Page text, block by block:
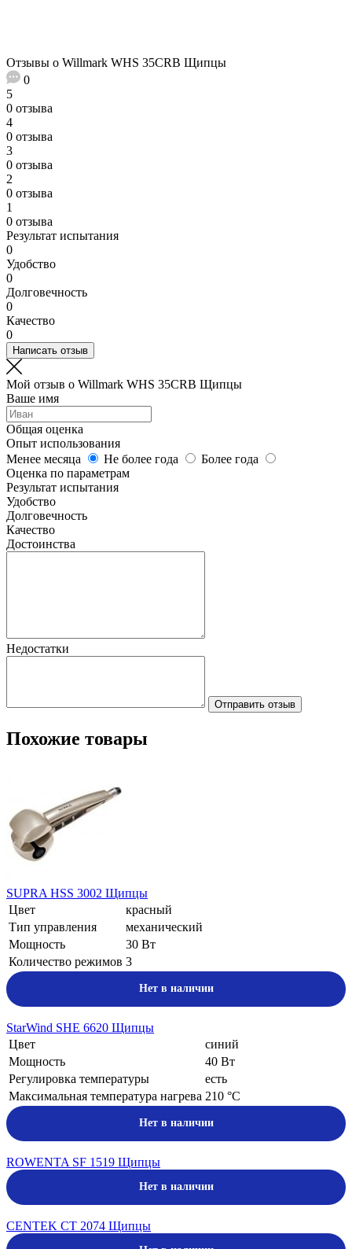
Отзывы о Willmark WHS 35CRB Щипцы
0
5
0 отзыва
4
0 отзыва
3
0 отзыва
2
0 отзыва
1
0 отзыва
Результат испытания
0
Удобство
0
Долговечность
0
Качество
0
Написать отзыв
Мой отзыв о Willmark WHS 35CRB Щипцы
Ваше имя
Общая оценка
Опыт использования
Менее месяца
Не более года
Более года
Оценка по параметрам
Результат испытания
Удобство
Долговечность
Качество
Достоинства
Недостатки
Отправить отзыв
Похожие товары
SUPRA HSS 3002 Щипцы
Цвет
красный
Тип управления
механический
Мощность
30 Вт
Количество режимов 3
Нет в наличии
StarWind SHE 6620 Щипцы
Цвет
синий
Мощность
40 Вт
Регулировка температуры
есть
Максимальная температура нагрева 210 °C
Нет в наличии
ROWENTA SF 1519 Щипцы
Нет в наличии
CENTEK CT 2074 Щипцы